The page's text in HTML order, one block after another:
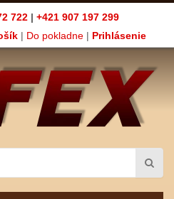
722 | +421 907 197 299
| Do pokladne| Prihlásenie